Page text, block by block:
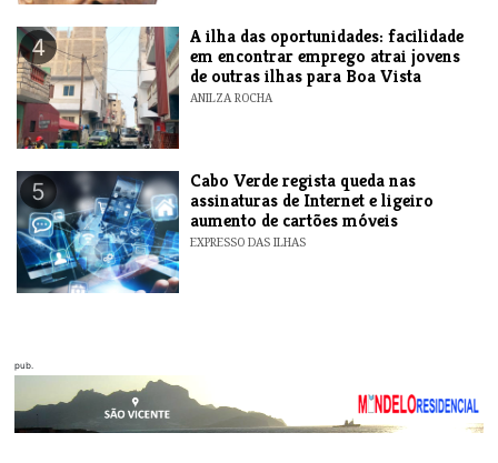
4
A ilha das oportunidades: facilidade
em encontrar emprego atrai jovens
de outras ilhas para Boa Vista
ANILZA ROCHA
5
Cabo Verde regista queda nas
assinaturas de Internet e ligeiro
aumento de cartões móveis
EXPRESSO DAS ILHAS
pub.